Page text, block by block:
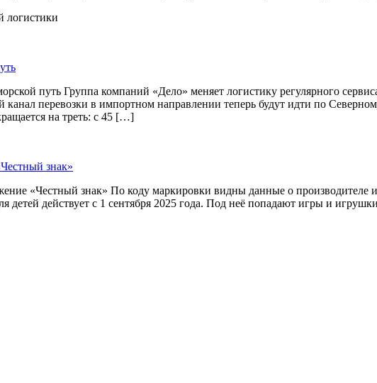
логистики
путь Группа компаний «Дело» меняет логистику регулярного
канал перевозки в импортном направлении теперь будут идти по
на треть: с 45 […]
знак»
«Честный знак» По коду маркировки видны данные о
детей действует с 1 сентября 2025 года. Под неё попадают игры и